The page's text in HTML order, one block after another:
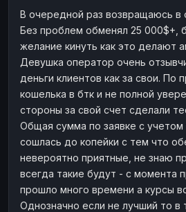
В очередной раз возвращаюсь в
Без проблем обменял 25 000$+,
желание кинуть как это делают
Девушка оператор очень
деньги клиентов как за свои. По
кошелька в бтк и не полной
стороны за свой счет сделали
Общая сумма по заявке с
сошлась до копейки с тем что
невероятно приятные, не знаю
всегда такие будут - с момента
прошло много времени а курсы
Однозначно если не лучший то в